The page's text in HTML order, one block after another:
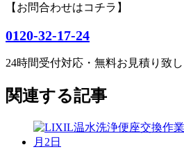
【お問合わせはコチラ】
0120-32-17-24
24時間受付対応・無料お見積り致
関連する記事